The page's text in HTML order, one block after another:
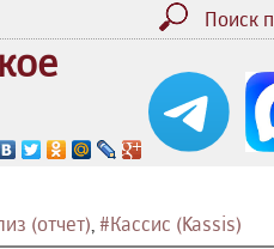
Поиск
(отчет), #Кассис (Kassis)